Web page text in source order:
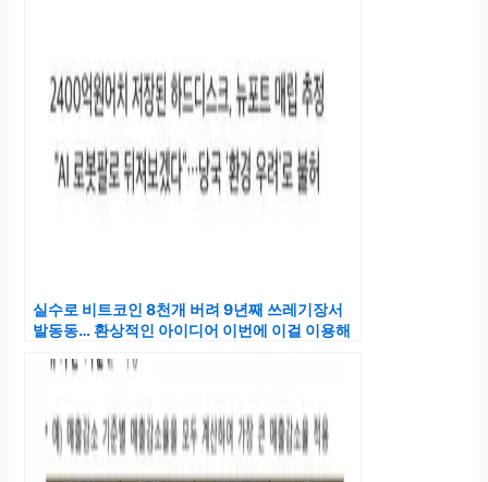
실수로 비트코인 8천개 버려 9년째 쓰레기장서
발동동… 환상적인 아이디어 이번에 이걸 이용해